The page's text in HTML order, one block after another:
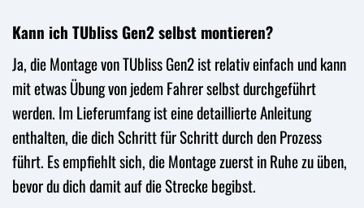
Kann ich TUbliss Gen2 selbst montieren?
Ja, die Montage von TUbliss Gen2 ist relativ einfach und kann
mit etwas Übung von jedem Fahrer selbst durchgeführt
werden. Im Lieferumfang ist eine detaillierte Anleitung
enthalten, die dich Schritt für Schritt durch den Prozess
führt. Es empfiehlt sich, die Montage zuerst in Ruhe zu üben,
bevor du dich damit auf die Strecke begibst.